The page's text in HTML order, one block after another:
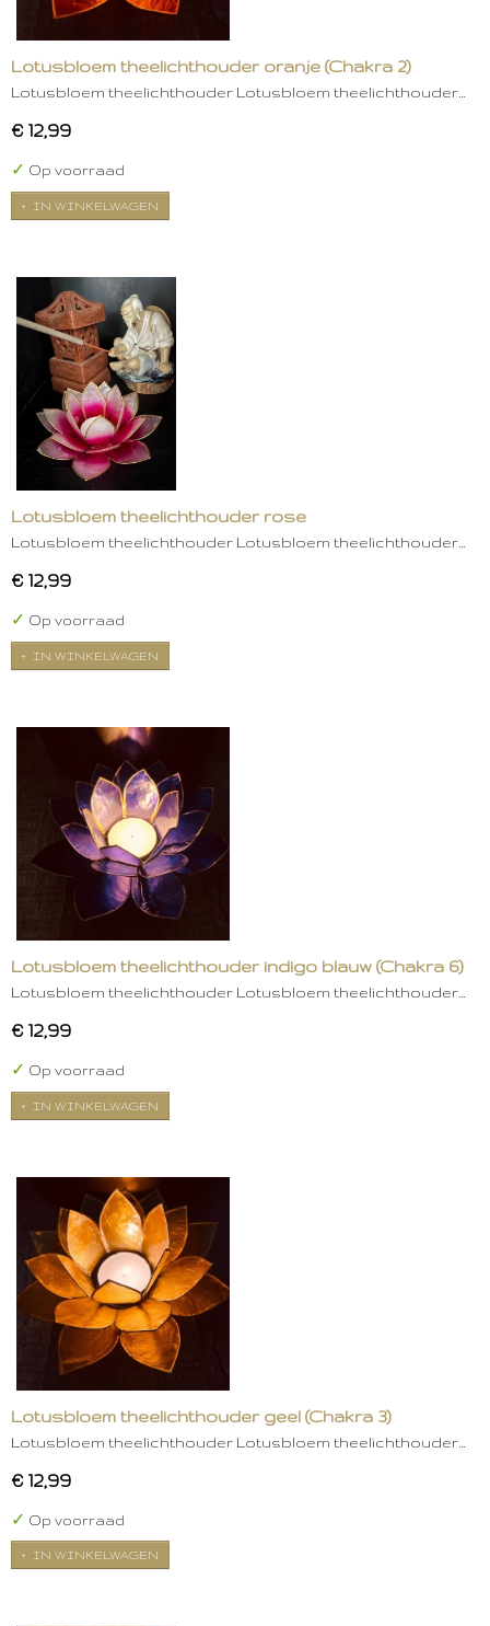
Lotusbloem theelichthouder oranje (Chakra 2)
Lotusbloem theelichthouder Lotusbloem theelichthouder…
€ 12,99
✓ Op voorraad
IN WINKELWAGEN
Lotusbloem theelichthouder rose
Lotusbloem theelichthouder Lotusbloem theelichthouder…
€ 12,99
✓ Op voorraad
IN WINKELWAGEN
Lotusbloem theelichthouder indigo blauw (Chakra 6)
Lotusbloem theelichthouder Lotusbloem theelichthouder…
€ 12,99
✓ Op voorraad
IN WINKELWAGEN
Lotusbloem theelichthouder geel (Chakra 3)
Lotusbloem theelichthouder Lotusbloem theelichthouder…
€ 12,99
✓ Op voorraad
IN WINKELWAGEN